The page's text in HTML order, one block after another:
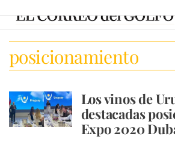
posicionamiento
Los vinos de
destacadas
Expo 2020